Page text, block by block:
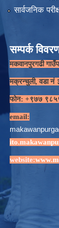
सार्वजनिक
सम्पर्क
मकवानपुरगढी
मक्रन्चुली, वडा नं
फोन: +९७७
email:
website: